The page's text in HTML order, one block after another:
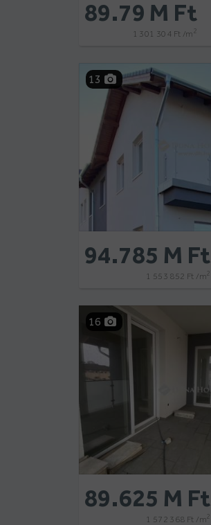
89.79 M Ft
1 301 304 Ft /m 2
13
94.785 M Ft
1 553 852 Ft /m2
16
89.625 M Ft
1 572 368 Ft /m2